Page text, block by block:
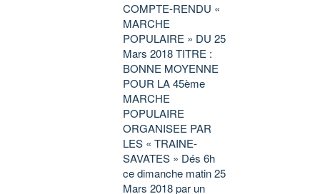
COMPTE-RENDU «
MARCHE
POPULAIRE » DU 25
Mars 2018 TITRE :
BONNE MOYENNE
POUR LA 45ème
MARCHE
POPULAIRE
ORGANISEE PAR
LES « TRAINE-
SAVATES » Dés 6h
ce dimanche matin 25
Mars 2018 par un